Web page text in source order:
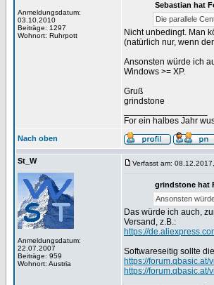
Anmeldungsdatum:
03.10.2010
Beiträge: 1297
Wohnort: Ruhrpott
Sebastian hat
Die parallele
Nicht unbedingt. Man
(natürlich nur, wenn
Ansonsten würde ich
Windows >= XP.
Gruß
grindstone
For ein halbes Jahr
Nach oben
St_W
Anmeldungsdatum:
22.07.2007
Beiträge: 959
Wohnort: Austria
Verfasst am:
grindstone hat
Ansonsten
Das würde ich auch,
Versand, z.B.:
https://
Softwareseitig sollte
https://
https://